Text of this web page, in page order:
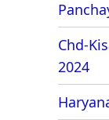
Chd-
2024